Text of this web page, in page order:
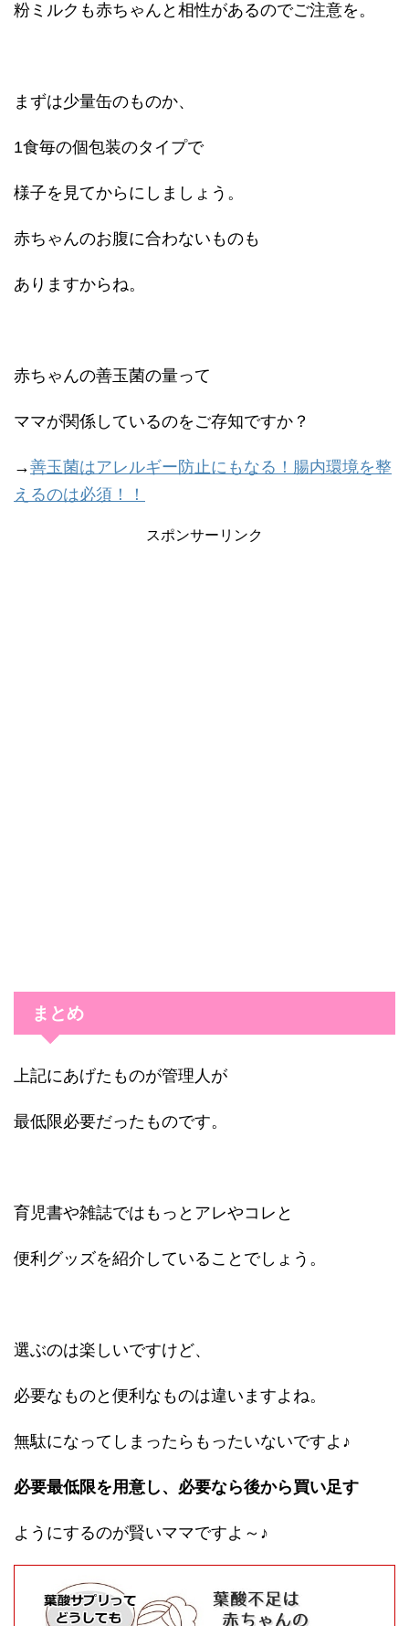
粉ミルクも赤ちゃんと相性があるのでご注意を。
まずは少量缶のものか、
1食毎の個包装のタイプで
様子を見てからにしましょう。
赤ちゃんのお腹に合わないものも
ありますからね。
赤ちゃんの善玉菌の量って
ママが関係しているのをご存知ですか？
→善玉菌はアレルギー防止にもなる！腸内環境を整
えるのは必須！！
スポンサーリンク
まとめ
上記にあげたものが管理人が
最低限必要だったものです。
育児書や雑誌ではもっとアレやコレと
便利グッズを紹介していることでしょう。
選ぶのは楽しいですけど、
必要なものと便利なものは違いますよね。
無駄になってしまったらもったいないですよ♪
必要最低限を用意し、必要なら後から買い足す
ようにするのが賢いママですよ～♪